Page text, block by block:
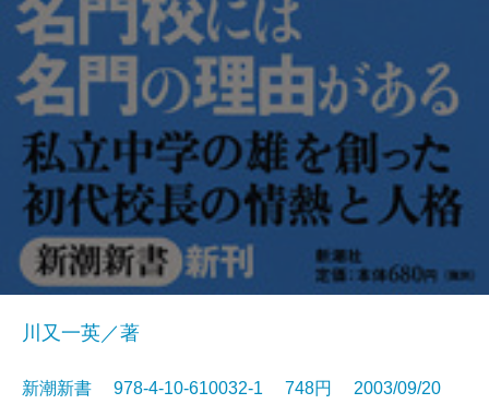
川又一英／著
新潮新書 978-4-10-610032-1 748円 2003/09/20